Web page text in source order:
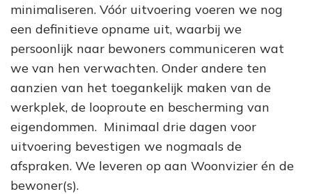
minimaliseren. Vóór uitvoering voeren we nog
een definitieve opname uit, waarbij we
persoonlijk naar bewoners communiceren wat
we van hen verwachten. Onder andere ten
aanzien van het toegankelijk maken van de
werkplek, de looproute en bescherming van
eigendommen. Minimaal drie dagen voor
uitvoering bevestigen we nogmaals de
afspraken. We leveren op aan Woonvizier én de
bewoner(s).